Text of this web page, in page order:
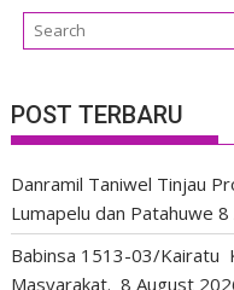
POST TERBARU
Danramil Taniwel Tinjau
Lumapelu dan Patahuwe 8
Babinsa 1513-03/Kairatu
Masyarakat. 8 August